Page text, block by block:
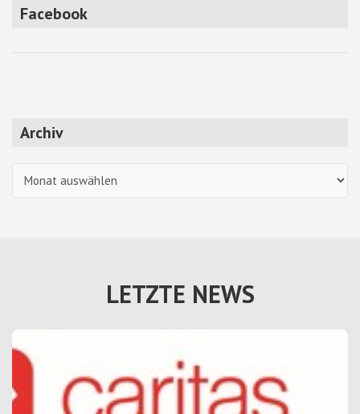
Facebook
Archiv
LETZTE NEWS